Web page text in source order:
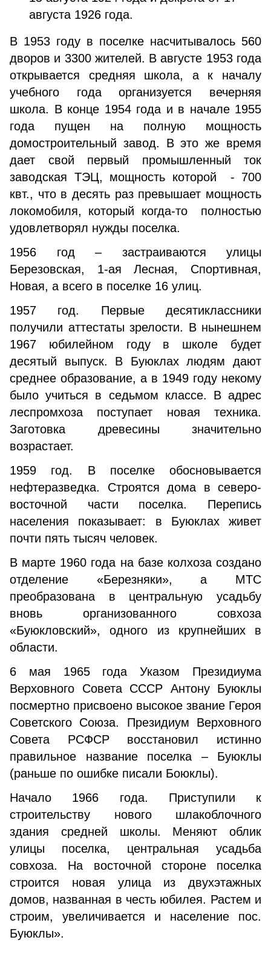
августа 1926 года.
В 1953 году в поселке насчитывалось 560
дворов и 3300 жителей. В августе 1953 года
открывается средняя школа, а к началу
учебного года организуется вечерняя
школа. В конце 1954 года и в начале 1955
года пущен на полную мощность
домостроительный завод. В это же время
дает свой первый промышленный ток
заводская ТЭЦ, мощность которой - 700
квт., что в десять раз превышает мощность
локомобиля, который когда-то полностью
удовлетворял нужды поселка.
1956 год – застраиваются улицы
Березовская, 1-ая Лесная, Спортивная,
Новая, а всего в поселке 16 улиц.
1957 год. Первые десятиклассники
получили аттестаты зрелости. В нынешнем
1967 юбилейном году в школе будет
десятый выпуск. В Буюклах людям дают
среднее образование, а в 1949 году некому
было учиться в седьмом классе. В адрес
леспромхоза поступает новая техника.
Заготовка древесины значительно
возрастает.
1959 год. В поселке обосновывается
нефтеразведка. Строятся дома в северо-
восточной части поселка. Перепись
населения показывает: в Буюклах живет
почти пять тысяч человек.
В марте 1960 года на базе колхоза создано
отделение «Березняки», а МТС
преобразована в центральную усадьбу
вновь организованного совхоза
«Буюкловский», одного из крупнейших в
области.
6 мая 1965 года Указом Президиума
Верховного Совета СССР Антону Буюклы
посмертно присвоено высокое звание Героя
Советского Союза. Президиум Верховного
Совета РСФСР восстановил истинно
правильное название поселка – Буюклы
(раньше по ошибке писали Боюклы).
Начало 1966 года. Приступили к
строительству нового шлакоблочного
здания средней школы. Меняют облик
улицы поселка, центральная усадьба
совхоза. На восточной стороне поселка
строится новая улица из двухэтажных
домов, названная в честь юбилея. Растем и
строим, увеличивается и население пос.
Буюклы».